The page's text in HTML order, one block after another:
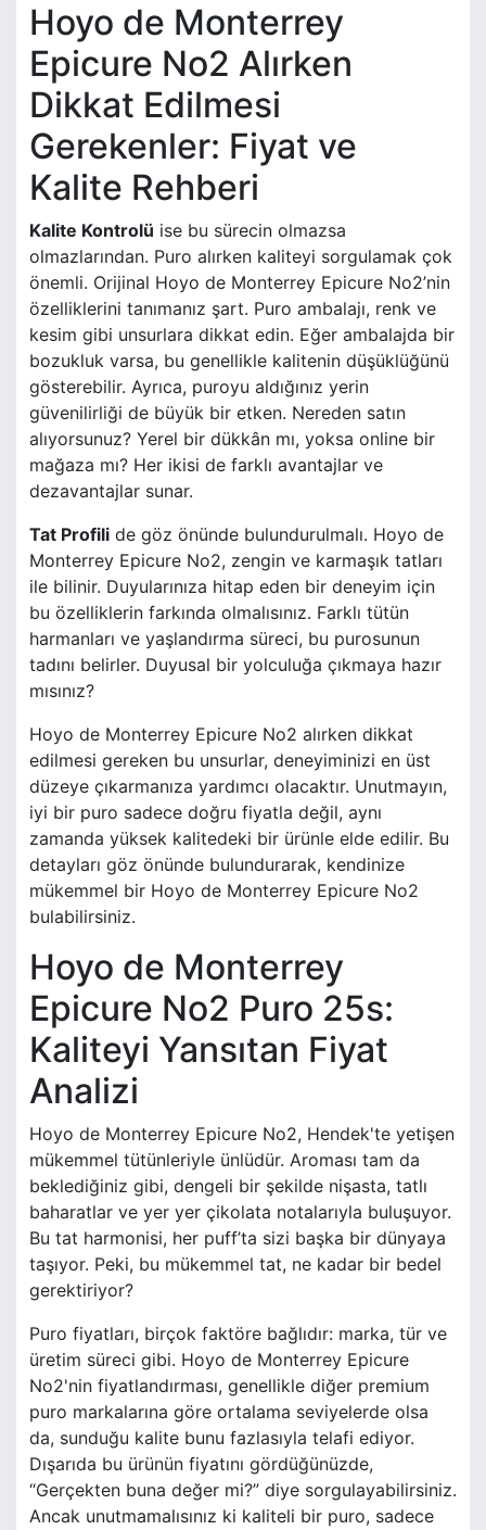
Hoyo de Monterrey
Epicure No2 Alırken
Dikkat Edilmesi
Gerekenler: Fiyat ve
Kalite Rehberi
Kalite Kontrolü ise bu sürecin olmazsa
olmazlarından. Puro alırken kaliteyi sorgulamak çok
önemli. Orijinal Hoyo de Monterrey Epicure No2’nin
özelliklerini tanımanız şart. Puro ambalajı, renk ve
kesim gibi unsurlara dikkat edin. Eğer ambalajda bir
bozukluk varsa, bu genellikle kalitenin düşüklüğünü
gösterebilir. Ayrıca, puroyu aldığınız yerin
güvenilirliği de büyük bir etken. Nereden satın
alıyorsunuz? Yerel bir dükkân mı, yoksa online bir
mağaza mı? Her ikisi de farklı avantajlar ve
dezavantajlar sunar.
Tat Profili de göz önünde bulundurulmalı. Hoyo de
Monterrey Epicure No2, zengin ve karmaşık tatları
ile bilinir. Duyularınıza hitap eden bir deneyim için
bu özelliklerin farkında olmalısınız. Farklı tütün
harmanları ve yaşlandırma süreci, bu purosunun
tadını belirler. Duyusal bir yolculuğa çıkmaya hazır
mısınız?
Hoyo de Monterrey Epicure No2 alırken dikkat
edilmesi gereken bu unsurlar, deneyiminizi en üst
düzeye çıkarmanıza yardımcı olacaktır. Unutmayın,
iyi bir puro sadece doğru fiyatla değil, aynı
zamanda yüksek kalitedeki bir ürünle elde edilir. Bu
detayları göz önünde bulundurarak, kendinize
mükemmel bir Hoyo de Monterrey Epicure No2
bulabilirsiniz.
Hoyo de Monterrey
Epicure No2 Puro 25s:
Kaliteyi Yansıtan Fiyat
Analizi
Hoyo de Monterrey Epicure No2, Hendek'te yetişen
mükemmel tütünleriyle ünlüdür. Aroması tam da
beklediğiniz gibi, dengeli bir şekilde nişasta, tatlı
baharatlar ve yer yer çikolata notalarıyla buluşuyor.
Bu tat harmonisi, her puff’ta sizi başka bir dünyaya
taşıyor. Peki, bu mükemmel tat, ne kadar bir bedel
gerektiriyor?
Puro fiyatları, birçok faktöre bağlıdır: marka, tür ve
üretim süreci gibi. Hoyo de Monterrey Epicure
No2'nin fiyatlandırması, genellikle diğer premium
puro markalarına göre ortalama seviyelerde olsa
da, sunduğu kalite bunu fazlasıyla telafi ediyor.
Dışarıda bu ürünün fiyatını gördüğünüzde,
“Gerçekten buna değer mi?” diye sorgulayabilirsiniz.
Ancak unutmamalısınız ki kaliteli bir puro, sadece